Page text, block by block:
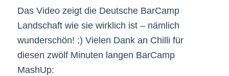
Das Video zeigt die Deutsche BarCamp
Landschaft wie sie wirklich ist – nämlich
wunderschön! ;) Vielen Dank an Chilli für
diesen zwölf Minuten langen BarCamp
MashUp: